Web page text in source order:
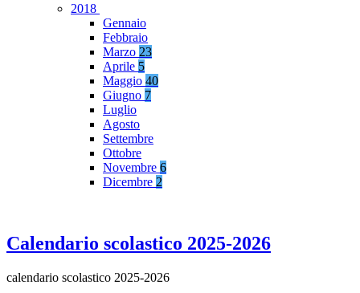
2018
Gennaio
Febbraio
Marzo 23
Aprile 5
Maggio 40
Giugno 7
Luglio
Agosto
Settembre
Ottobre
Novembre 6
Dicembre 2
Calendario scolastico 2025-2026
calendario scolastico 2025-2026